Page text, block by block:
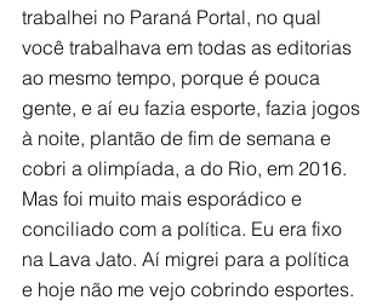
trabalhei no Paraná Portal, no qual
você trabalhava em todas as editorias
ao mesmo tempo, porque é pouca
gente, e aí eu fazia esporte, fazia jogos
à noite, plantão de fim de semana e
cobri a olimpíada, a do Rio, em 2016.
Mas foi muito mais esporádico e
conciliado com a política. Eu era fixo
na Lava Jato. Aí migrei para a política
e hoje não me vejo cobrindo esportes.